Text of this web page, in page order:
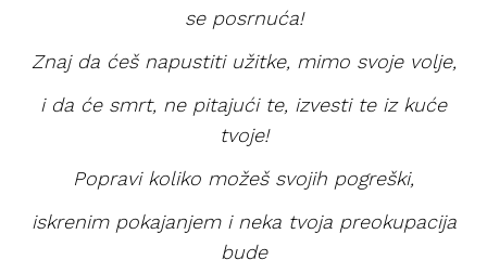
se posrnuća!
Znaj da ćeš napustiti užitke, mimo svoje volje,
i da će smrt, ne pitajući te, izvesti te iz kuće
tvoje!
Popravi koliko možeš svojih pogreški,
iskrenim pokajanjem i neka tvoja preokupacija
bude